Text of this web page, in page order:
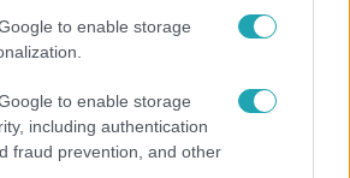
to enable storage
to enable storage
including authentication
fraud prevention, and other
ban